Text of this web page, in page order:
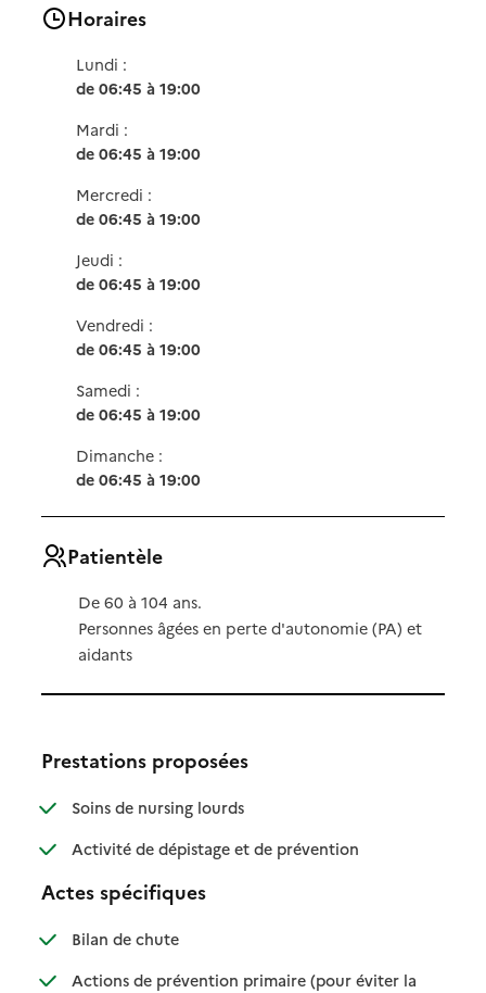
Horaires
Lundi :
de 06:45 à 19:00
Mardi :
de 06:45 à 19:00
Mercredi :
de 06:45 à 19:00
Jeudi :
de 06:45 à 19:00
Vendredi :
de 06:45 à 19:00
Samedi :
de 06:45 à 19:00
Dimanche :
de 06:45 à 19:00
Patientèle
De 60 à 104 ans.
Personnes âgées en perte d'autonomie (PA) et
aidants
Prestations proposées
Soins de nursing lourds: disponible
: non disponible
Activité de dépistage et de prévention: disponible
: non disponible
Actes spécifiques
Bilan de chute: disponible
: non disponible
Actions de prévention primaire (pour éviter la